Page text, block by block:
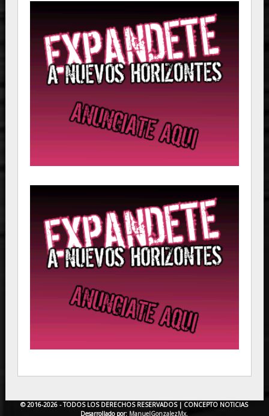
© 2016-2026 - TODOS LOS DERECHOS RESERVADOS | CONCEPTO NOTICIAS
Desarrollado por: ManuelGonzalezMx.